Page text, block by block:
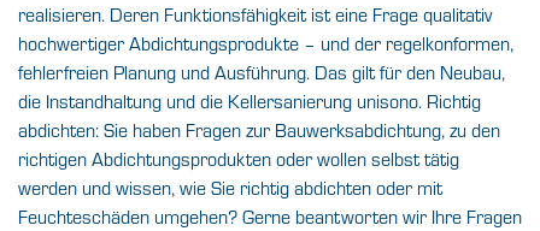
realisieren. Deren Funktionsfähigkeit ist eine Frage qualitativ
hochwertiger Abdichtungsprodukte – und der regelkonformen,
fehlerfreien Planung und Ausführung. Das gilt für den Neubau,
die Instandhaltung und die Kellersanierung unisono. Richtig
abdichten: Sie haben Fragen zur Bauwerksabdichtung, zu den
richtigen Abdichtungsprodukten oder wollen selbst tätig
werden und wissen, wie Sie richtig abdichten oder mit
Feuchteschäden umgehen? Gerne beantworten wir Ihre Fragen